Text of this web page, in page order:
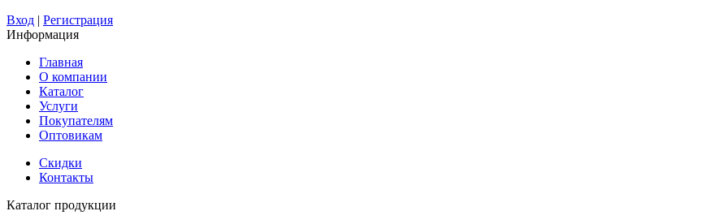
Вход | Регистрация
Информация
Главная
О компании
Каталог
Услуги
Покупателям
Оптовикам
Скидки
Контакты
Каталог продукции